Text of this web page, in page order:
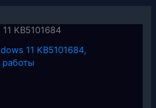
11 KB5101684,